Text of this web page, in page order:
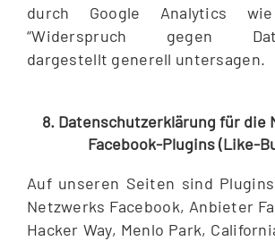
durch Google Analytics
“Widerspruch gegen
dargestellt generell untersagen.
8. Datenschutzerklärung für die
Facebook-Plugins (Like-
Auf unseren Seiten sind
Netzwerks Facebook, Anbieter
Hacker Way, Menlo Park,